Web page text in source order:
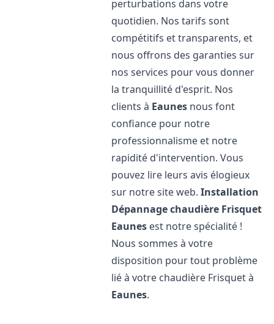
perturbations dans votre
quotidien. Nos tarifs sont
compétitifs et transparents, et
nous offrons des garanties sur
nos services pour vous donner
la tranquillité d'esprit. Nos
clients à Eaunes nous font
confiance pour notre
professionnalisme et notre
rapidité d'intervention. Vous
pouvez lire leurs avis élogieux
sur notre site web.Installation
Dépannage chaudière Frisquet
Eaunes est notre spécialité !
Nous sommes à votre
disposition pour tout problème
lié à votre chaudière Frisquet à
Eaunes.